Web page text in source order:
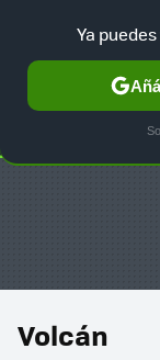
SELECCIÓN
Volcán
Ya